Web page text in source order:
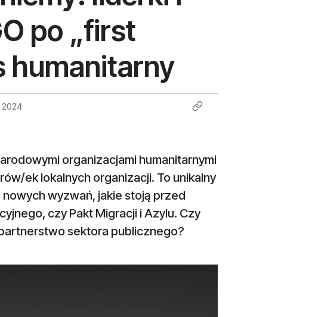
po „first
humanitarny
2024
organizacjami humanitarnymi
ek lokalnych organizacji. To unikalny
wyzwań, jakie stoją przed
czy Pakt Migracji i Azylu. Czy
sektora publicznego?